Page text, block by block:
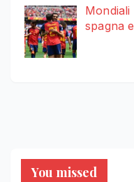
Mondiali
spagna
You missed